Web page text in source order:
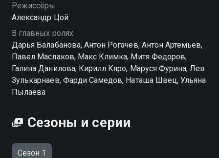
Режиссёры
Александр Цой
В главных ролях
Дарья Балабанова, Антон Рогачев, Антон Артемьев,
Павел Маслаков, Макс Климка, Митя Федоров,
Галина Данилова, Кирилл Кяро, Маруся Фурина, Лев
Зулькарнаев, Фарди Самедов, Наташа Швец, Ульяна
Пылаева
Сезоны и серии
Сезон 1